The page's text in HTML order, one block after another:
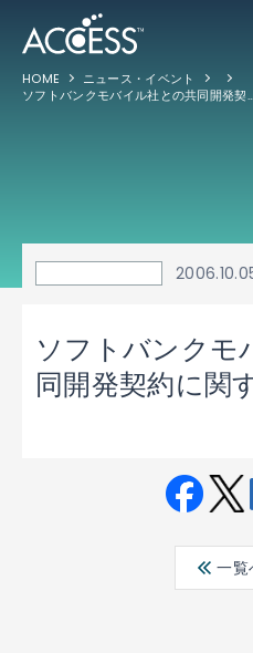
HOME
ニュース・イベント
ソフトバンクモバイル社との共同開発契約に関するお知らせ
ソフトバンクモ
同開発契約に関
ebo ter
一覧